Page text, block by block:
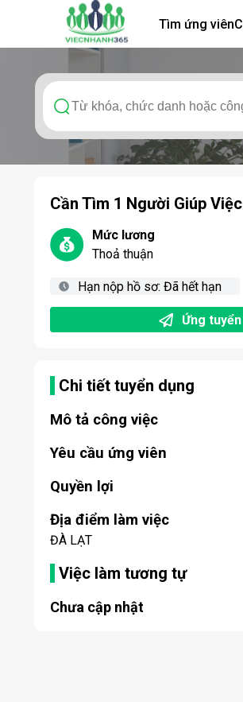
Tìm ứng viên
Cần Tìm 1 Người Giúp
Mức lương
Thoả thuận
Hạn nộp hồ sơ:Đã hết hạn
Ứng
Chi tiết tuyển dụng
Mô tả công việc
Yêu cầu ứng viên
Quyền lợi
Địa điểm làm việc
ĐÀ LẠT
Việc làm tương tự
Chưa cập nhật